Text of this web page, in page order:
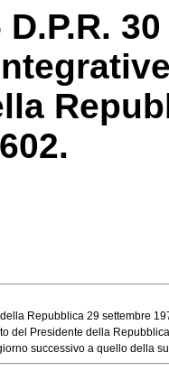
D.P.R.
Repubblica 29 settembre
Presidente della
successivo a quello della